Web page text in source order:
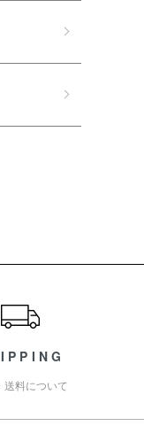
送料について